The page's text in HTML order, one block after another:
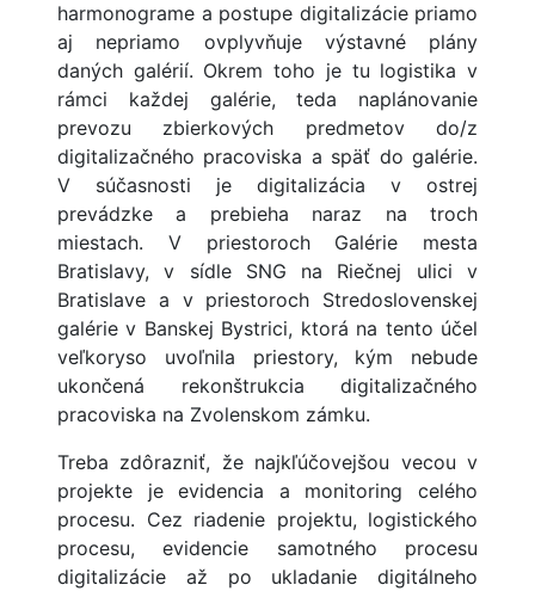
harmonograme a postupe digitalizácie priamo
aj nepriamo ovplyvňuje výstavné plány
daných galérií. Okrem toho je tu logistika v
rámci každej galérie, teda naplánovanie
prevozu zbierkových predmetov do/z
digitalizačného pracoviska a späť do galérie.
V súčasnosti je digitalizácia v ostrej
prevádzke a prebieha naraz na troch
miestach. V priestoroch Galérie mesta
Bratislavy, v sídle SNG na Riečnej ulici v
Bratislave a v priestoroch Stredoslovenskej
galérie v Banskej Bystrici, ktorá na tento účel
veľkoryso uvoľnila priestory, kým nebude
ukončená rekonštrukcia digitalizačného
pracoviska na Zvolenskom zámku.
Treba zdôrazniť, že najkľúčovejšou vecou v
projekte je evidencia a monitoring celého
procesu. Cez riadenie projektu, logistického
procesu, evidencie samotného procesu
digitalizácie až po ukladanie digitálneho